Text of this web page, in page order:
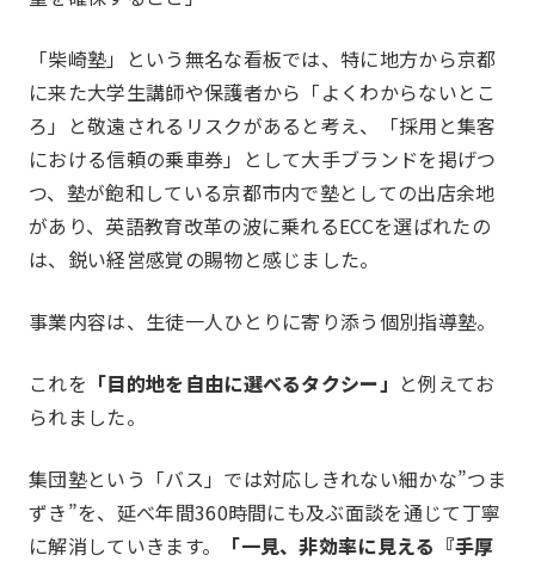
JOCとは
沿革
JOC発足の想い
第24期事業計画
組織図
「柴崎塾」という無名な看板では、特に地方から京都
に来た大学生講師や保護者から「よくわからないとこ
ろ」と敬遠されるリスクがあると考え、「採用と集客
における信頼の乗車券」として大手ブランドを掲げつ
つ、塾が飽和している京都市内で塾としての出店余地
があり、英語教育改革の波に乗れるECCを選ばれたの
は、鋭い経営感覚の賜物と感じました。
事業内容は、生徒一人ひとりに寄り添う個別指導塾。
これを 「目的地を自由に選べるタクシー」 と例えてお
られました。
集団塾という「バス」では対応しきれない細かな”つま
ずき”を、延べ年間360時間にも及ぶ面談を通じて丁寧
に解消していきます。
「一見、非効率に見える『手厚